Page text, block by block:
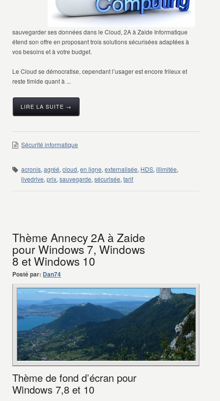
sauvegarder ses données dans le Cloud, 2A à Zaide Informatique
étend son offre en proposant trois solutions sécurisées adaptées à
vos besoins et à votre budget.
Le Cloud se démocratise, cependant l’usager est encore frileux et
reste timide quant à ...
LIRE LA SUITE →
Sécurité informatique
acronis,agréé,cloud,en ligne,externalisée, HDS,illimitée,
livedrive,prix,sauvegarde,sécurisée,tarif
Thème Annecy 2A à Zaide
pour Windows 7, Windows
8 et Windows 10
Posté par: Dan74
Thème de fond d’écran pour
Windows 7,8 et 10